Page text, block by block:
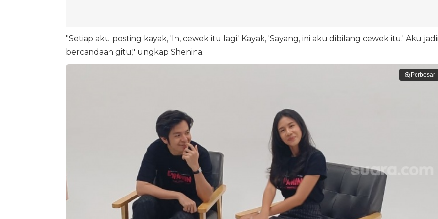
"Setiap aku posting kayak, 'Ih, cewek itu lagi.' Kayak, 'Sayang, ini aku dibilang cewek itu.' Aku
bercandaan gitu," ungkap Shenina.
Perbesar